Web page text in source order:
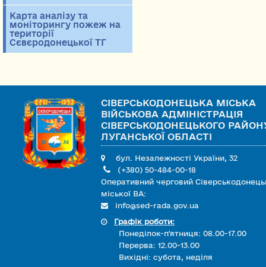
Карта аналізу та
моніторингу пожеж на
території
Сєвєродонецької ТГ
СІВЕРСЬКОДОНЕЦЬКА МІСЬКА
ВІЙСЬКОВА АДМІНІСТРАЦІЯ
СІВЕРСЬКОДОНЕЦЬКОГО
ЛУГАНСЬКОЇ ОБЛАСТІ
бул. Незалежності України, 32
(+380) 50-484-00-18
Оперативний черговий
міської ВА:
info@sed-rada.gov.ua
Графік роботи:
Понеділок-п'ятниця: 08.00-17.00
Перерва: 12.00-13.00
Вихідні: субота, неділя